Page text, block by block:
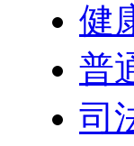
健
普
司